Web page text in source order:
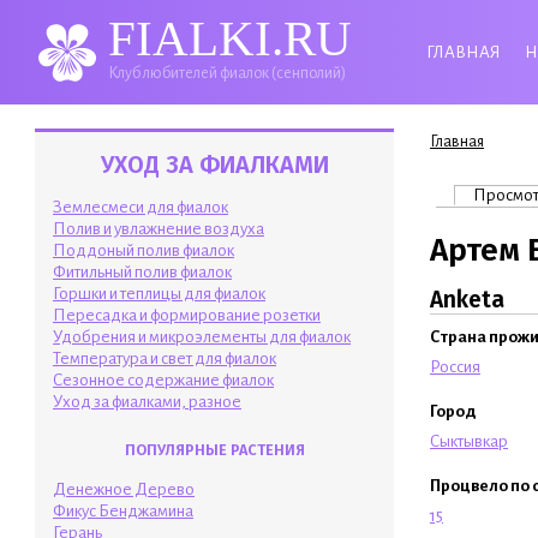
FIALKI.RU
Клуб любителей фиалок (сенполий)
ГЛАВНАЯ
УХОД ЗА ФИАЛКАМИ
Землесмеси для фиалок
Полив и увлажнение воздуха
Поддоный полив фиалок
Фитильный полив фиалок
Горшки и теплицы для фиалок
Пересадка и формирование розетки
Удобрения и микроэлементы для фиалок
Температура и свет для фиалок
Сезонное содержание фиалок
Уход за фиалками, разное
ПОПУЛЯРНЫЕ РАСТЕНИЯ
Денежное Дерево
Фикус Бенджамина
Герань
Вы здесь
Главная
Главные
Артем
Anketa
Страна
Россия
Город
Сыктывкар
Процвело по
15